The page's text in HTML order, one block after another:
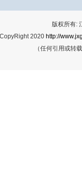
版权所有:
CopyRight 2020 http://
（任何引用或转